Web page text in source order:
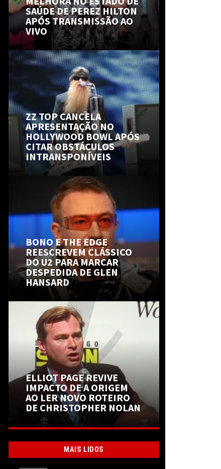
SAÚDE DE PEREZ HILTON
APÓS TRANSMISSÃO AO
VIVO
ZZ TOP CANCELA
APRESENTAÇÃO NO
HOLLYWOOD BOWL APÓS
CITAR OBSTÁCULOS
INTRANSPONÍVEIS
BONO E THE EDGE
REESCREVEM CLÁSSICO
DO U2 PARA MARCAR
DESPEDIDA DE GLEN
HANSARD
ELLIOT PAGE REVIVE
IMPACTO DE A ORIGEM
AO LER NOVO ROTEIRO
DE CHRISTOPHER NOLAN
MAIS LIDOS